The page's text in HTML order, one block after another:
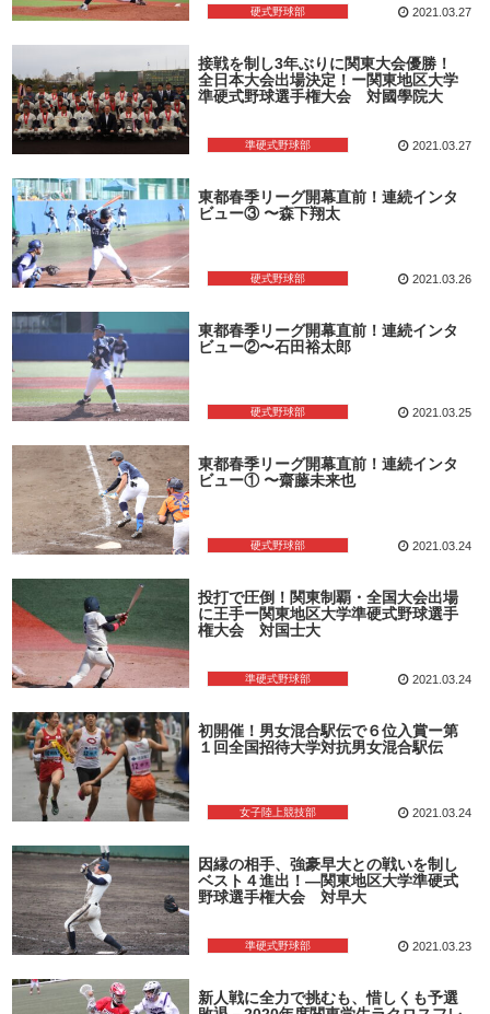
硬式野球部 2021.03.27
準硬式野球部
接戦を制し3年ぶりに関東大会優勝！
全日本大会出場決定！ー関東地区大学
準硬式野球選手権大会 対國學院大
2021.03.27
硬式野球部
東都春季リーグ開幕直前！連続インタ
ビュー③ 〜森下翔太
2021.03.26
硬式野球部
東都春季リーグ開幕直前！連続インタ
ビュー②〜石田裕太郎
2021.03.25
硬式野球部
東都春季リーグ開幕直前！連続インタ
ビュー① 〜齋藤未来也
2021.03.24
準硬式野球部
投打で圧倒！関東制覇・全国大会出場
に王手ー関東地区大学準硬式野球選手
権大会 対国士大
2021.03.24
女子陸上競技部
初開催！男女混合駅伝で６位入賞ー第
１回全国招待大学対抗男女混合駅伝
2021.03.24
準硬式野球部
因縁の相手、強豪早大との戦いを制し
ベスト４進出！―関東地区大学準硬式
野球選手権大会 対早大
2021.03.23
新人戦に全力で挑むも、惜しくも予選